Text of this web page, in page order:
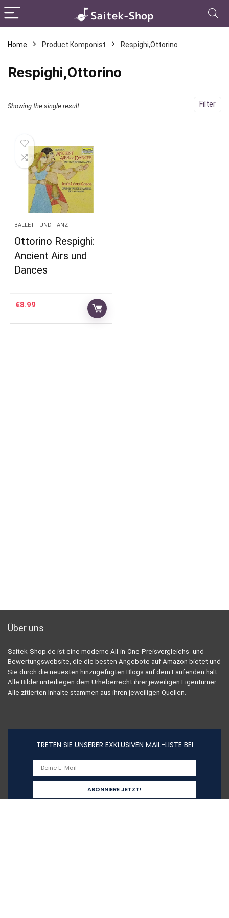
Home Product Komponist Respighi,Ottorino
Respighi,Ottorino
Filter
Showing the single result
BALLETT UND TANZ
Ottorino Respighi:
Ancient Airs und
Dances
€8.99
Über uns
Saitek-Shop.de ist eine moderne All-in-One-Preisvergleichs- und
Bewertungswebsite, die die besten Angebote auf Amazon bietet und
Sie durch die neuesten hinzugefügten Blogs auf dem Laufenden hält.
Alle Bilder unterliegen dem Urheberrecht ihrer jeweiligen Eigentümer.
Alle zitierten Inhalte stammen aus ihren jeweiligen Quellen.
TRETEN SIE UNSERER EXKLUSIVEN MAIL-LISTE BEI